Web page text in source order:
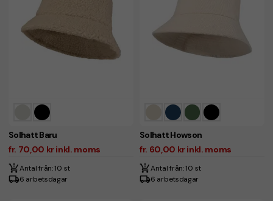
Solhatt Baru
fr. 70,00 kr inkl. moms
Antal från: 10 st
6 arbetsdagar
Solhatt Howson
fr. 60,00 kr inkl. moms
Antal från: 10 st
6 arbetsdagar